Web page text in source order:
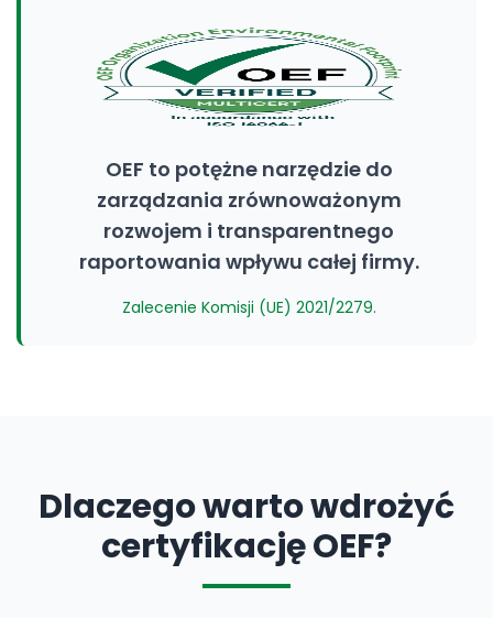
OEF to potężne narzędzie do
zarządzania zrównoważonym
rozwojem i transparentnego
raportowania wpływu całej firmy.
Zalecenie Komisji (UE) 2021/2279.
Dlaczego warto wdrożyć
certyfikację OEF?